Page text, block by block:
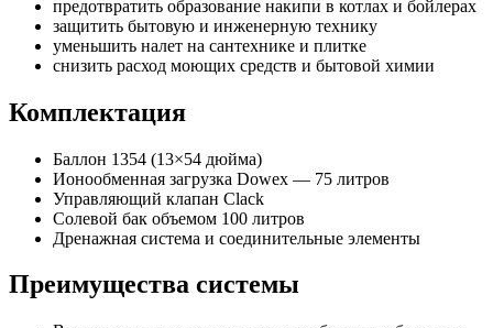
предотвратить образование накипи в котлах и бойлерах
защитить бытовую и инженерную технику
уменьшить налет на сантехнике и плитке
снизить расход моющих средств и бытовой химии
Комплектация
Баллон 1354 (13×54 дюйма)
Ионообменная загрузка Dowex — 75 литров
Управляющий клапан Clack
Солевой бак объемом 100 литров
Дренажная система и соединительные элементы
Преимущества системы